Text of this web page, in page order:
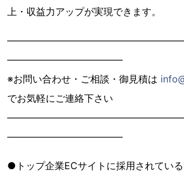
上・収益力アップが実現できます。
————————————
※お問い合わせ・ご相談・御見積は
でお気軽にご連絡下さい
————————————
●トップ企業ECサイトに採用されてい